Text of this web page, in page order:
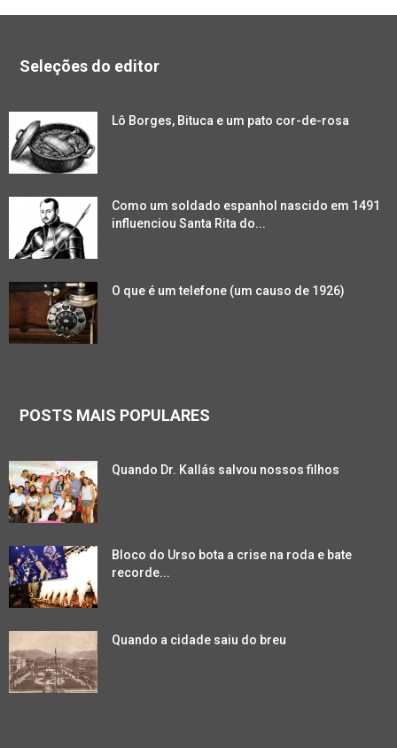
Seleções do editor
Lô Borges, Bituca e um pato cor-de-rosa
Como um soldado espanhol nascido em 1491
influenciou Santa Rita do...
O que é um telefone (um causo de 1926)
POSTS MAIS POPULARES
Quando Dr. Kallás salvou nossos filhos
Bloco do Urso bota a crise na roda e bate
recorde...
Quando a cidade saiu do breu